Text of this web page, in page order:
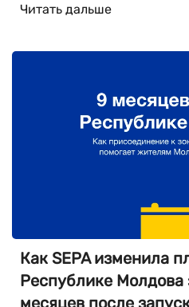
Читать дальше
Как SEPA изменила
Республике Молдова
месяцев после